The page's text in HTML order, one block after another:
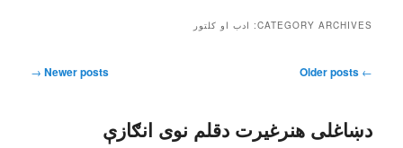
CATEGORY ARCHIVES: ادب او کلتور
Post navigation
←
Older posts
Newer posts
→
دښاغلی هنرغیرت دقلم نوی انګازې